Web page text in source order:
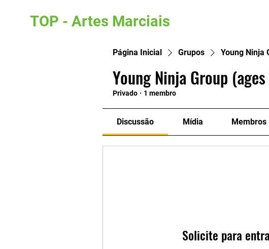
TOP - Artes Marciais
Página Inicial Grupos Young Ninja
Young Ninja Group
Privado · 1 membro
Discussão Mídia Membros
Solicite para